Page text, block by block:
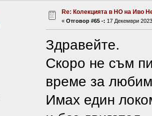
Re: Колекцията в НО на Иво
«Отговор #65 -: 17 Декември
Здравейте.
Скоро не съм
време за
Имах един